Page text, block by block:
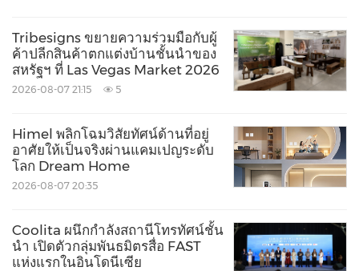
กิจกรรมไพรเวทแบงกิ้งทั้งหมดของกลุ่มเข้าไว้ด้วยกัน
ณ วันที่ 31 มีนาคม 2564 Fideuram - ISPB มี
พนักงานจำนวน 3,107 คน มีนายธนาคารเอกชน
จำนวน 2.924 แสนล้านฟรังก์สวิส (2.641 แสนล้านยูโร)
และมีกระแสเงินสดไหลเข้าสุทธิมากกว่า 1.9 พันล้านฟ
รังก์สวิส (1.7 พันล้านยูโร) บริษัทได้รับความไว้วางใจ
ISPBM ก่อตั้งขึ้นในปี 2517 โดยตระกูล Zanon
Tribesigns ขยายความร่วมมือกับผู้
ค้าปลีกสินค้าตกแต่งบ้านชั้นนำของ
สหรัฐฯ ที่ Las Vegas Market 2026
2026-08-07 21:15 5
Himel พลิกโฉมวิสัยทัศน์ด้านที่อยู่
อาศัยให้เป็นจริงผ่านแคมเปญระดับ
โลก Dream Home
2026-08-07 20:35
Coolita ผนึกกำลังสถานีโทรทัศน์ชั้น
นำ เปิดตัวกลุ่มพันธมิตรสื่อ FAST
แห่งแรกในอินโดนีเซีย